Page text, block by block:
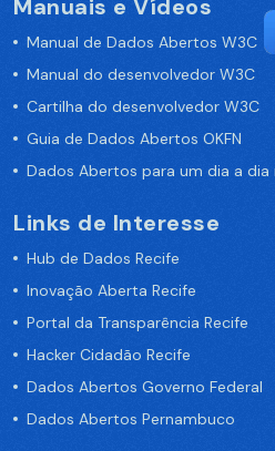
Manuais e Vídeos
Manual de Dados Abertos W3C
Manual do desenvolvedor W3C
Cartilha do desenvolvedor W3C
Guia de Dados Abertos OKFN
Dados Abertos para um dia a dia
Links de Interesse
Hub de Dados Recife
Inovação Aberta Recife
Portal da Transparência Recife
Hacker Cidadão Recife
Dados Abertos Governo Federal
Dados Abertos Pernambuco